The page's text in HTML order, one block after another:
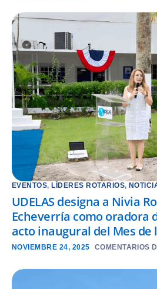
EVENTOS, LÍDERES ROTARIOS,
UDELAS designa a Nivia
Echeverría como oradora
acto inaugural del Mes de
NOVIEMBRE 24, 2025 COMENTARIOS